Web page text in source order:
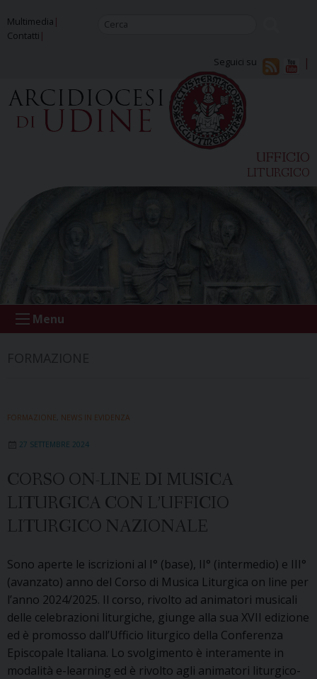
to
content
Multimedia
Contatti
Seguici su
UFFICIO
LITURGICO
Menu
FORMAZIONE NEWS IN EVIDENZA
27 SETTEMBRE 2024
CORSO ON-LINE DI MUSICA
LITURGICA CON L’UFFICIO
LITURGICO NAZIONALE
Sono aperte le iscrizioni al I° (base), II° (intermedio) e III°
(avanzato) anno del Corso di Musica Liturgica on line per
l’anno 2024/2025. Il corso, rivolto ad animatori musicali
delle celebrazioni liturgiche, giunge alla sua XVII edizione
ed è promosso dall’Ufficio liturgico della Conferenza
Episcopale Italiana. Lo svolgimento è interamente in
modalità e-learning ed è rivolto agli animatori liturgico-